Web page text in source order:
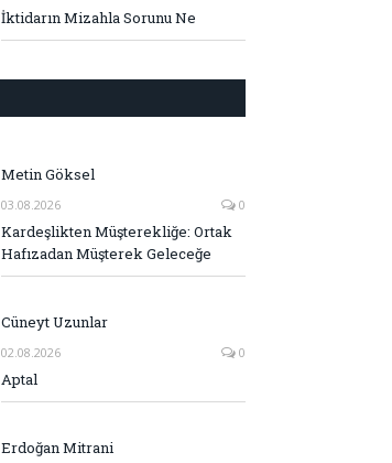
İktidarın Mizahla Sorunu Ne
Metin Göksel
03.08.2026 0
Kardeşlikten Müşterekliğe: Ortak
Hafızadan Müşterek Geleceğe
Cüneyt Uzunlar
02.08.2026 0
Aptal
Erdoğan Mitrani